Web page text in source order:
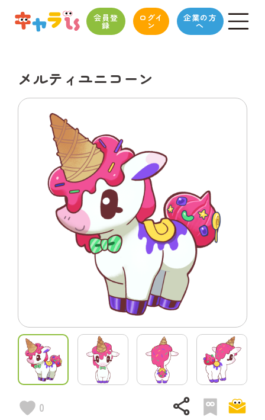
会員登
録
ログイ
ン
企業の方
へ
メルティユニコーン
0 share